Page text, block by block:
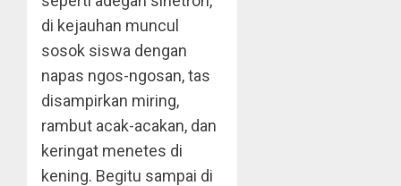
di kejauhan muncul
sosok siswa dengan
napas ngos-ngosan, tas
disampirkan miring,
rambut acak-acakan, dan
keringat menetes di
kening. Begitu sampai di